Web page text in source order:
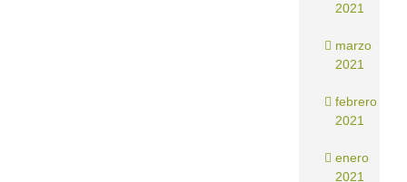
2021
marzo
2021
febrero
2021
enero
2021